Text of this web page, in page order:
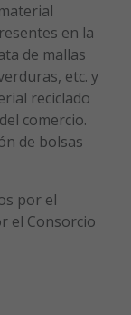
en la
de mallas
etc. y
reciclado
comercio.
de bolsas
por el
el Consorcio